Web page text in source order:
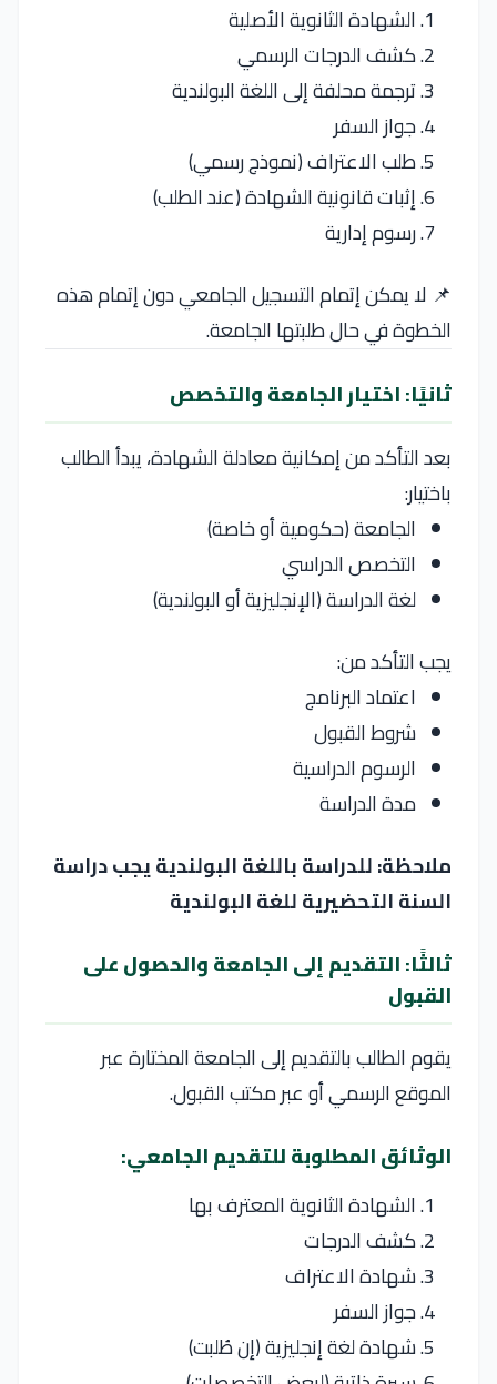
الشهادة الثانوية الأصلية
كشف الدرجات الرسمي
ترجمة محلفة إلى اللغة البولندية
جواز السفر
طلب الاعتراف (نموذج رسمي)
إثبات قانونية الشهادة (عند الطلب)
رسوم إدارية
📌 لا يمكن إتمام التسجيل الجامعي دون إتمام هذه
الخطوة في حال طلبتها الجامعة.
ثانيًا: اختيار الجامعة والتخصص
بعد التأكد من إمكانية معادلة الشهادة، يبدأ الطالب
باختيار:
الجامعة (حكومية أو خاصة)
التخصص الدراسي
لغة الدراسة (الإنجليزية أو البولندية)
يجب التأكد من:
اعتماد البرنامج
شروط القبول
الرسوم الدراسية
مدة الدراسة
ملاحظة:للدراسة باللغة البولندية يجب دراسة
السنة التحضيرية للغة البولندية
ثالثًا: التقديم إلى الجامعة والحصول على
القبول
يقوم الطالب بالتقديم إلى الجامعة المختارة عبر
الموقع الرسمي أو عبر مكتب القبول.
الوثائق المطلوبة للتقديم الجامعي:
الشهادة الثانوية المعترف بها
كشف الدرجات
شهادة الاعتراف
جواز السفر
شهادة لغة إنجليزية (إن طُلبت)